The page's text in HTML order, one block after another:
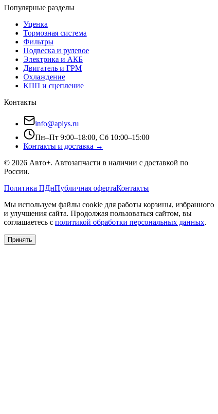
Популярные разделы
Уценка
Тормозная система
Фильтры
Подвеска и рулевое
Электрика и АКБ
Двигатель и ГРМ
Охлаждение
КПП и сцепление
Контакты
info@aplys.ru
Пн–Пт 9:00–18:00, Сб 10:00–15:00
Контакты и доставка →
© 2026 Авто+. Автозапчасти в наличии с доставкой по
России.
Политика ПДнПубличная офертаКонтакты
Мы используем файлы cookie для работы корзины, избранного
и улучшения сайта. Продолжая пользоваться сайтом, вы
соглашаетесь с политикой обработки персональных данных.
Принять